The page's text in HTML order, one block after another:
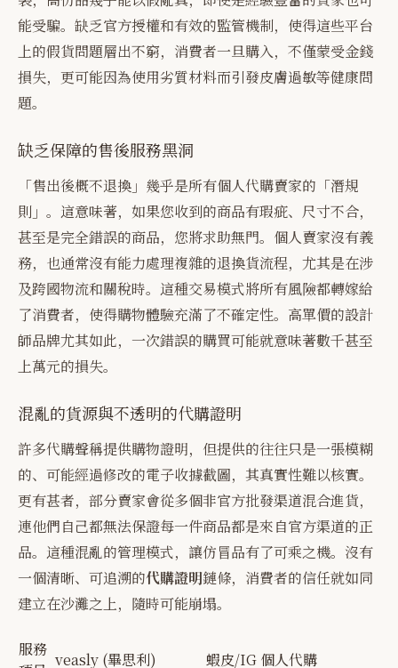
能受騙。缺乏官方授權和有效的監管機制，使得這些平台
上的假貨問題層出不窮，消費者一旦購入，不僅蒙受金錢
損失，更可能因為使用劣質材料而引發皮膚過敏等健康問
題。
缺乏保障的售後服務黑洞
「售出後概不退換」幾乎是所有個人代購賣家的「潛規
則」。這意味著，如果您收到的商品有瑕疵、尺寸不合，
甚至是完全錯誤的商品，您將求助無門。個人賣家沒有義
務，也通常沒有能力處理複雜的退換貨流程，尤其是在涉
及跨國物流和關稅時。這種交易模式將所有風險都轉嫁給
了消費者，使得購物體驗充滿了不確定性。高單價的設計
師品牌尤其如此，一次錯誤的購買可能就意味著數千甚至
上萬元的損失。
混亂的貨源與不透明的代購證明
許多代購聲稱提供購物證明，但提供的往往只是一張模糊
的、可能經過修改的電子收據截圖，其真實性難以核實。
更有甚者，部分賣家會從多個非官方批發渠道混合進貨，
連他們自己都無法保證每一件商品都是來自官方渠道的正
品。這種混亂的管理模式，讓仿冒品有了可乘之機。沒有
一個清晰、可追溯的代購證明鏈條，消費者的信任就如同
建立在沙灘之上，隨時可能崩塌。
服務
veasly (畢思利) 蝦皮/IG 個人代購